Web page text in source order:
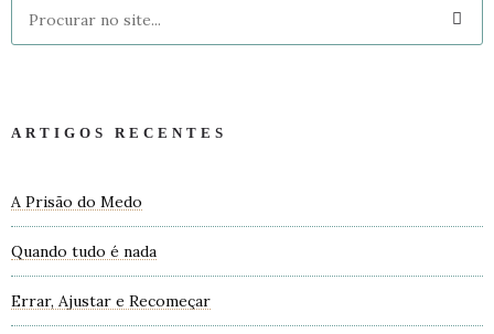
ARTIGOS RECENTES
A Prisão do Medo
Quando tudo é nada
Errar, Ajustar e Recomeçar